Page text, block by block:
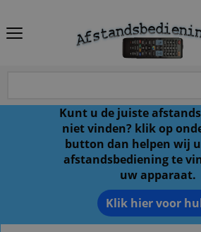
Kunt u de juiste
niet vinden? klik op
button dan helpen wij
afstandsbediening te
uw apparaat.
Klik hier voor